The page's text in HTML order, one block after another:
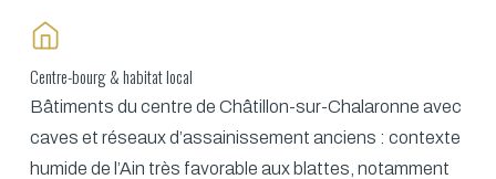
Centre-bourg & habitat local
Bâtiments du centre de Châtillon-sur-Chalaronne avec
caves et réseaux d’assainissement anciens : contexte
humide de l’Ain très favorable aux blattes, notamment